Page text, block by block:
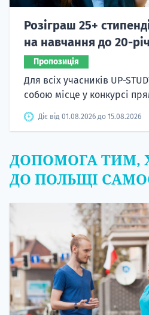
Розіграш 25+
на навчання до 20-
Пропозиція
Для всіх учасників UP-
собою місце у конкурсі
Діє від 01.08.2026 до 15.08.2026
ДОПОМОГА ТИМ,
ДО ПОЛЬЩІ